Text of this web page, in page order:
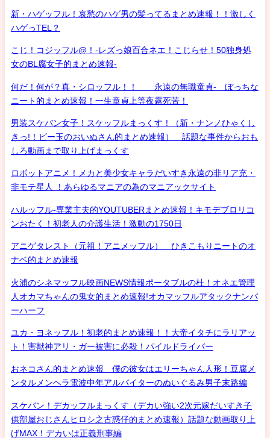
新・ハゲッフル！哀愁のハゲ男の髪ってるまとめ速報！！激しく
ハゲっTEL？
こじ！コジッフル@！-レズっ娘百合ネエ！こじらせ！50独身処
女のBL腐女子的まとめ速報-
何だ！何が？真・シロッフル！！ 永遠の無職童貞- ぼっちな
ニート的まとめ速報！一生童貞上等夜露死苦！
男装スケバン女子！スケッフルまっくす！（新・ナンノひゃくし
きっ!！ビー玉のおいぬさん的まとめ速報） 話題な事件からおも
しろ動画まで取り上げまっくす
ロボットアニメ！メカと美少女キャラだいすき永遠の非リア充・
非モテ星人 ！あらゆるマニアの為のマニアックサイト
ハルッフル-専業主夫的YOUTUBERまとめ速報！キモデブロリコ
ンおたく！初老人の介護生活！激動の1750日
アニゲタレスト（元祖！アニメッフル） ひきこもりニートのオ
ナベ的まとめ速報
火浦のシネマッフル映画NEWS情報ポータブルの杜！オネエ管理
人オカマちゃんの鬼女的まとめ速報!オカマッフルアタックナンバ
ーハーフ
ユカ・ヨネッフル！初老的まとめ速報！！大帝イタチにラリアッ
ト！害獣神アリ・ガー被害に必殺！パイルドライバー
おネコさん的まとめ速報 僕の彼女はエリーちゃん人形！豆腐メ
ンタルメンヘラ電波中年アルバイターのぬいぐるみ男子末路編
スケバン！デカッフルまっくす（デカい強い2次元嫁だいすき子
供部屋おじさんヒロシ之古惑仔的まとめ速報）話題な動画取り上
げMAX！デカいは正義刑事編